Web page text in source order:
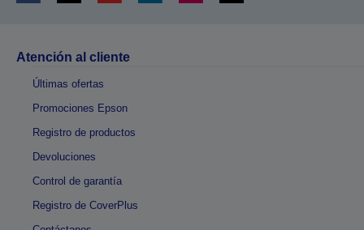
Atención al cliente
Últimas ofertas
Promociones Epson
Registro de productos
Devoluciones
Control de garantía
Registro de CoverPlus